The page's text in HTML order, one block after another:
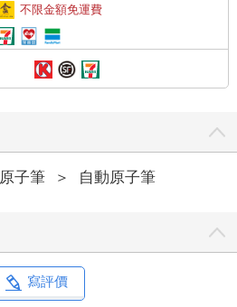
不限金額免運費
原子筆 ＞ 自動原子筆
寫評價